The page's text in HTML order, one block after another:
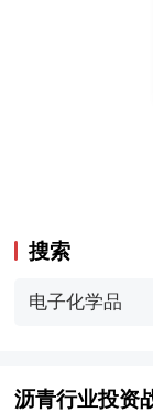
搜索
电子化学品
沥青行业投资